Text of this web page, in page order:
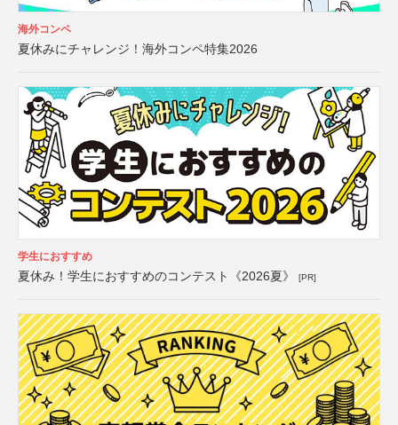
海外コンペ
夏休みにチャレンジ！海外コンペ特集2026
学生におすすめ
夏休み！学生におすすめのコンテスト《2026夏》 [PR]